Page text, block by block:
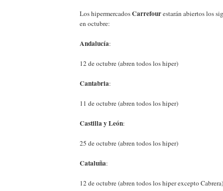
Los hipermercadosCarrefourestarán abiertos los
en octubre:
Andalucía:
12 de octubre (abren todos los hiper)
Cantabria:
11 de octubre (abren todos los hiper)
Castilla y León:
25 de octubre (abren todos los hiper)
Cataluña:
12 de octubre (abren todos los hiper excepto Cabrera)